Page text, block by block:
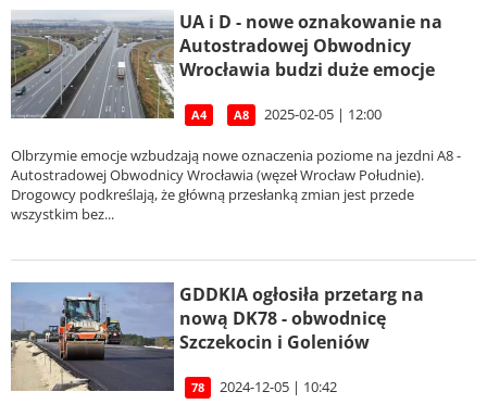
UA i D - nowe oznakowanie na
Autostradowej Obwodnicy
Wrocławia budzi duże emocje
A4 A8 2025-02-05 | 12:00
Olbrzymie emocje wzbudzają nowe oznaczenia poziome na jezdni A8 -
Autostradowej Obwodnicy Wrocławia (węzeł Wrocław Południe).
Drogowcy podkreślają, że główną przesłanką zmian jest przede
wszystkim bez...
GDDKIA ogłosiła przetarg na
nową DK78 - obwodnicę
Szczekocin i Goleniów
78 2024-12-05 | 10:42